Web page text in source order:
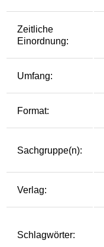
Zeitliche
Einordnung:
Umfang:
Format:
Sachgruppe(n):
Verlag:
Schlagwörter: